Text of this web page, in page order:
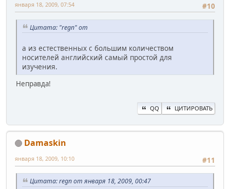
#10
января 18, 2009, 07:54
Цитата: "regn" от
а из естественных с большим количеством
носителей английский самый простой для
изучения.
Неправда!
QQ ЦИТИРОВАТЬ
Damaskin
#11
января 18, 2009, 10:10
Цитата: regn от января 18, 2009, 00:47